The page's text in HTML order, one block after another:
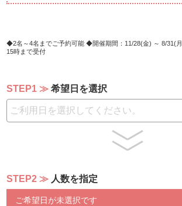
・ウーロン茶
・前菜盛り合わせ
・本日の魚料理
※料理内容は季節によって変更となります
※最終入店 21:30
※ご予約は2名様より承ります。
※2日前15:00までの完全予約制でございま
2名～4名までご予約可能 開催期間：11/28(金) ～ 8/31(
15時まで受付
STEP1 希望日を選択
STEP2 人数を指定
ご希望日が未選択です